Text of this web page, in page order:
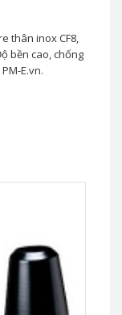
thân inox CF8,
bền cao, chống
E.vn.